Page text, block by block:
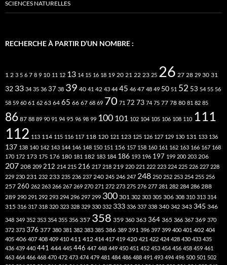
SCIENCES NATURELLES
RECHERCHE À PARTIR D’UN NOMBRE :
1 2 3 5 6 7 8 9 10 11 12 13 14 15 16 18 19 20 21 22 23 25 26 27 28 29 30 31
32 33 34 35 36 37 38 39 40 41 42 43 44 45 46 47 48 49 50 51 52 53 54 55 56
58 59 60 61 62 63 64 65 66 67 68 69 70 71 72 73 74 75 77 78 80 81 82 85
86 87 88 89 90 91 94 95 96 98 99 100 101 102 104 105 106 108 110 111
112 113 114 115 116 117 118 120 121 123 125 126 127 129 130 131 133 136
137 138 140 142 143 144 146 148 150 151 156 157 158 160 161 162 163 166 167 168
170 172 173 175 176 180 181 182 183 184 186 193 196 197 199 200 203 206
207 208 209 212 214 215 216 217 218 219 220 221 222 223 224 225 226 227 228
229 230 231 232 233 235 236 237 240 245 246 247 248 250 252 253 254 255 256
257 260 262 263 266 267 269 270 271 272 273 275 276 277 281 282 284 286 288
289 290 291 292 293 294 296 297 299 300 301 302 303 305 306 308 310 313 314
315 316 317 318 320 323 328 329 330 332 333 336 337 338 340 342 343 345 346
348 349 352 353 354 355 356 357 358 359 360 363 364 365 366 367 369 370
372 373 376 377 380 381 382 383 385 386 389 391 396 397 399 400 401 402 404
405 406 407 408 409 410 411 412 414 417 419 420 421 422 424 428 430 433 435
436 439 440 441 444 445 446 447 448 449 450 451 452 453 454 456 458 459 461
463 464 466 468 470 472 473 474 479 481 484 486 488 491 493 494 496 500 501 502